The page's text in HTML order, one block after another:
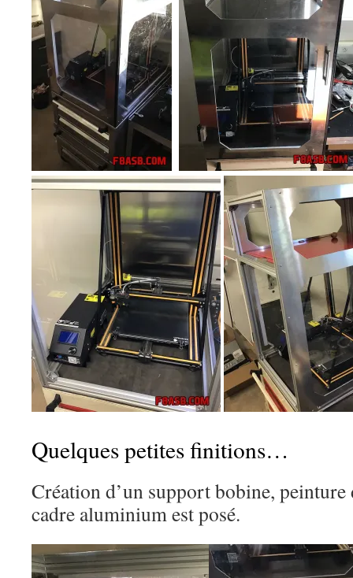
Quelques petites finitions…
Création d’un support bobine, peinture
cadre aluminium est posé.